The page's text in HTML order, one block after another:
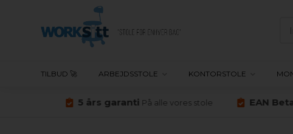
TILBUD 🚀 ARBEJDSSTOLE KONTORSTOLE
5 års garanti På alle vores stole EAN